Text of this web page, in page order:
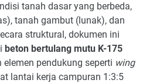
tanah dasar yang berbeda,
tanah gambut (lunak), dan
struktural, dokumen ini
beton bertulang mutu K-175
pendukung seperti wing
lantai kerja campuran 1:3:5